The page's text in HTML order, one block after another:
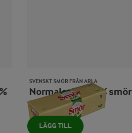
SVENSKT SMÖR FRÅN ARLA
Normalsaltat 82% smör
1000 g
LÄGG TILL